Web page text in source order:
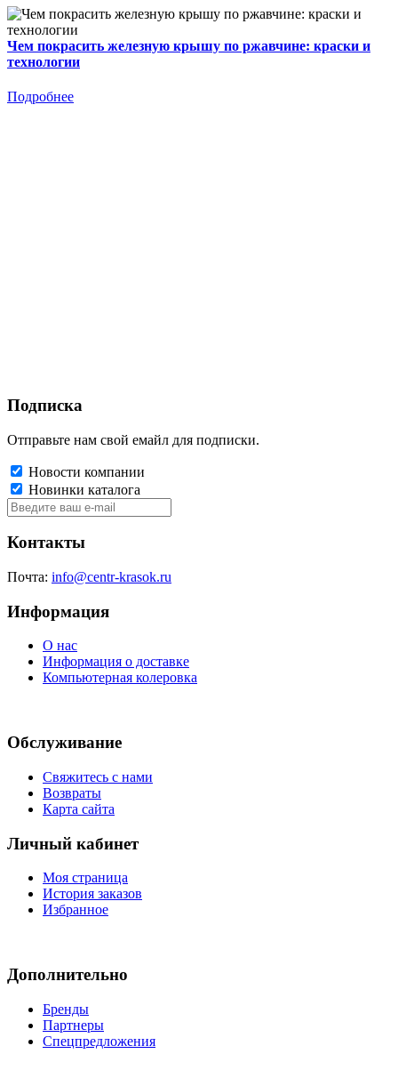
Чем покрасить железную крышу по ржавчине: краски и
технологии
Подробнее
Подписка
Отправьте нам свой емайл для подписки.
Новости компании
Новинки каталога
Контакты
Почта: info@centr-krasok.ru
Информация
О нас
Информация о доставке
Компьютерная колеровка
Обслуживание
Свяжитесь с нами
Возвраты
Карта сайта
Личный кабинет
Моя страница
История заказов
Избранное
Дополнительно
Бренды
Партнеры
Спецпредложения